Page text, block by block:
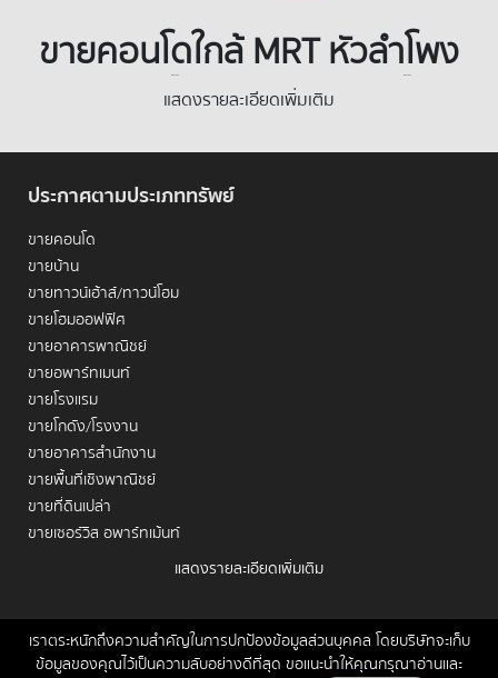
เราตระหนักถึงความสำคัญในการปกป้องข้อมูลส่วนบุคคล โดยบริษัทจะเก็บ
ข้อมูลของคุณไว้เป็นความลับอย่างดีที่สุด ขอแนะนำให้คุณกรุณาอ่านและ
ขายคอนโดใกล้ MRT หัวลำโพง
– ทางเลือกการลงทุนเหนือ
ระดับ บนทำเล Blue Chip ที่ดิน
หายากและปล่อยเช่าง่ายที่สุด
แสดงรายละเอียดเพิ่มเติม
ประกาศตามประเภททรัพย์
ขายคอนโด
ขายบ้าน
ขายทาวน์เฮ้าส์/ทาวน์โฮม
ขายโฮมออฟฟิศ
ขายอาคารพาณิชย์
ขายอพาร์ทเมนท์
ขายโรงแรม
ขายโกดัง/โรงงาน
ขายอาคารสำนักงาน
ขายพื้นที่เชิงพาณิชย์
ขายที่ดินเปล่า
ขายเซอร์วิส อพาร์ทเม้นท์
เช่าบ้าน
เช่าทาวน์เฮ้าส์/ทาวน์โฮม
เช่าโฮมออฟฟิศ
แสดงรายละเอียดเพิ่มเติม
หน้าหลัก ขาย เช่า ฝากขาย/เช่า ข่าวสาร ติดต่อเรา Site